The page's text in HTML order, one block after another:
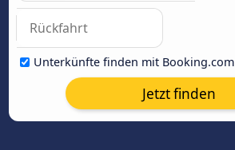
Unterkünfte finden mit Booking.com
Jetzt finden